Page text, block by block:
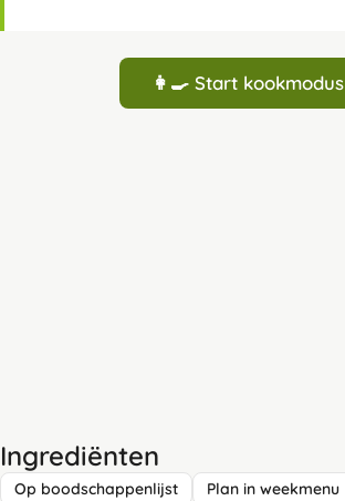
👩‍🍳 Start kookmodus
Ingrediënten
Op boodschappenlijst Plan in weekmenu